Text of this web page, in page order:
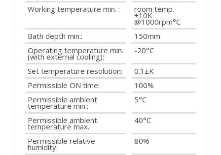
Working temperature min. :
room temp.
+10K
@1000rpm°C
Bath depth min.:
150mm
Operating temperature min.
(with external cooling):
-20°C
Set temperature resolution:
0.1±K
Permissible ON time:
100%
Permissible ambient
temperature min.:
5°C
Permissible ambient
temperature max.:
40°C
Permissible relative
humidity:
80%